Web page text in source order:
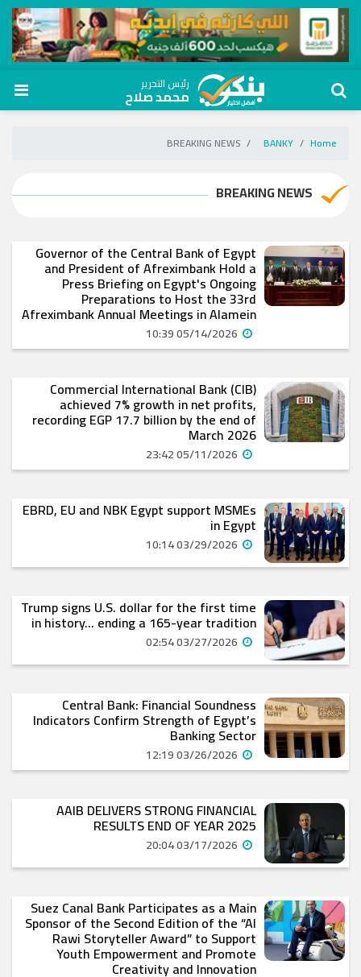
رئيس التحرير
محمد صلاح
Home
BANKY
BREAKING NEWS
BREAKING NEWS
Governor of the Central Bank of Egypt
and President of Afreximbank Hold a
Press Briefing on Egypt's Ongoing
Preparations to Host the 33rd
Afreximbank Annual Meetings in Alamein
Commercial International Bank (CIB)
achieved 7% growth in net profits,
recording EGP 17.7 billion by the end of
March 2026
EBRD, EU and NBK Egypt support MSMEs
in Egypt
Trump signs U.S. dollar for the first time
in history… ending a 165-year tradition
Central Bank: Financial Soundness
Indicators Confirm Strength of Egypt’s
Banking Sector
AAIB DELIVERS STRONG FINANCIAL
RESULTS END OF YEAR 2025
Suez Canal Bank Participates as a Main
Sponsor of the Second Edition of the “Al
Rawi Storyteller Award” to Support
Youth Empowerment and Promote
Creativity and Innovation